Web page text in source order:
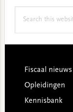
Footer
Fiscaal nieuws
Opleidingen
Kennisbank